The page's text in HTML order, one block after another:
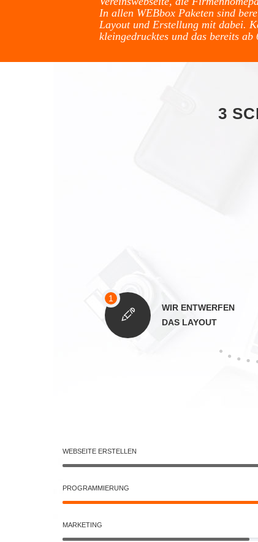
In allen WEBbox Paketen sind
Layout und Erstellung mit dabei.
kleingedrucktes und das bereits ab
3
WIR ENTWERFEN
DAS LAYOUT
WEBSEITE ERSTELLEN
PROGRAMMIERUNG
MARKETING